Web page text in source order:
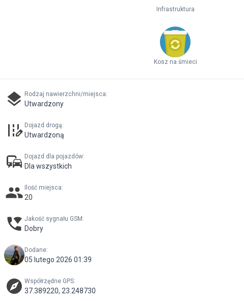
Infrastruktura
Kosz na śmieci
Rodzaj nawierzchni/miejsca:
Utwardzony
Dojazd drogą:
Utwardzoną
Dojazd dla pojazdów:
Dla wszystkich
Ilość miejsca:
20
Jakość sygnału GSM :
Dobry
Dodane:
05 lutego 2026 01:39
Współrzędne GPS:
37.389220, 23.248730